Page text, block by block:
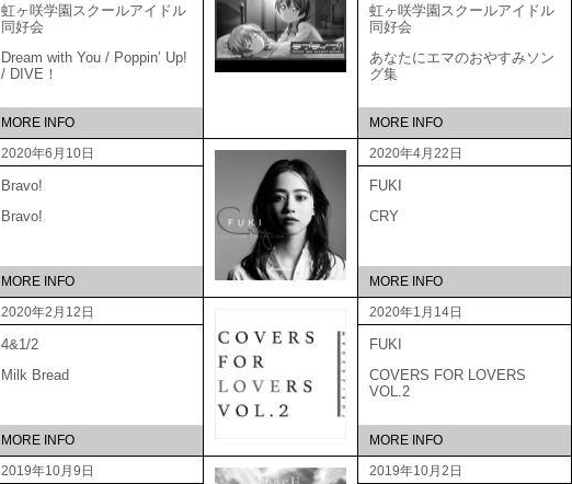
虹ヶ咲学園スクールアイドル
同好会
Dream with You / Poppin’ Up!
/ DIVE！
MORE INFO
虹ヶ咲学園スクールアイドル
同好会
あなたにエマのおやすみソン
グ集
MORE INFO
2020年6月10日
Bravo!
Bravo!
MORE INFO
2020年4月22日
FUKI
CRY
MORE INFO
2020年2月12日
4&1/2
Milk Bread
MORE INFO
2020年1月14日
FUKI
COVERS FOR LOVERS
VOL.2
MORE INFO
2019年10月9日 2019年10月2日